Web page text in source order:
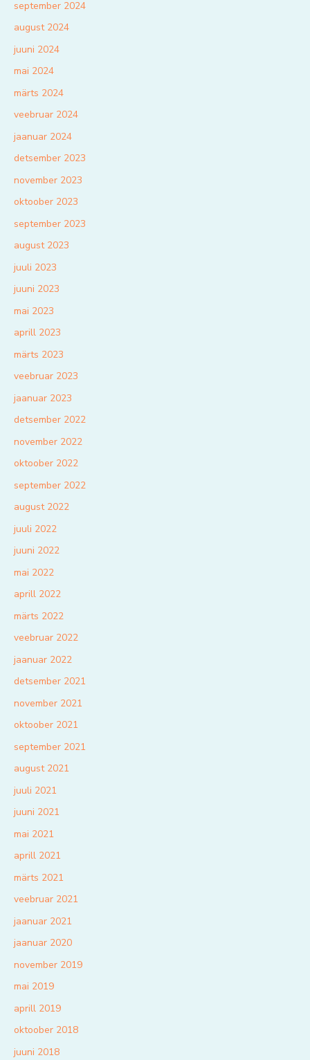
september 2024
august 2024
juuni 2024
mai 2024
märts 2024
veebruar 2024
jaanuar 2024
detsember 2023
november 2023
oktoober 2023
september 2023
august 2023
juuli 2023
juuni 2023
mai 2023
aprill 2023
märts 2023
veebruar 2023
jaanuar 2023
detsember 2022
november 2022
oktoober 2022
september 2022
august 2022
juuli 2022
juuni 2022
mai 2022
aprill 2022
märts 2022
veebruar 2022
jaanuar 2022
detsember 2021
november 2021
oktoober 2021
september 2021
august 2021
juuli 2021
juuni 2021
mai 2021
aprill 2021
märts 2021
veebruar 2021
jaanuar 2021
jaanuar 2020
november 2019
mai 2019
aprill 2019
oktoober 2018
juuni 2018